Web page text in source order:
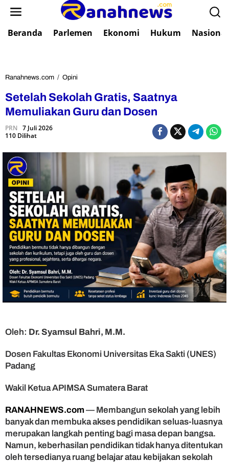
Beranda Parlemen Ekonomi Hukum Nasional
Ranahnews.com / Opini
t
e
a
h
G
r
a
t
i
S
a
n
a
m
a
k
a
n
Setelah Sekolah Gratis, Saatnya
Memuliakan Guru dan Dosen
PRN 7 Juli 2026
110 Dilihat
Oleh: Dr. Syamsul Bahri, M.M.
Dosen Fakultas Ekonomi Universitas Eka Sakti (UNES)
Padang
Wakil Ketua APIMSA Sumatera Barat
RANAHNEWS.com— Membangun sekolah yang lebih
banyak dan membuka akses pendidikan seluas-luasnya
merupakan langkah penting bagi masa depan bangsa.
Namun, keberhasilan pendidikan tidak hanya ditentukan
oleh tersedianya ruang belajar atau kebijakan sekolah